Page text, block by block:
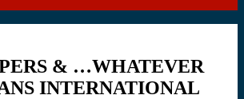
& …WHATEVER
INTERNATIONAL